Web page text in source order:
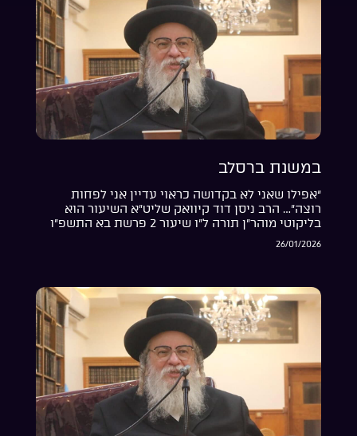
במשנת ברסלב
“אפילו שאני לא בקדושה כראוי עדיין אני לפחות
רוצה”… הרב ניסן דוד קיוואק שליט”א השיעור הוא
בליקוטי מוהר”ן תורה ל”ו שיעור 2 פרשת בא התשפ”ו
26/01/2026